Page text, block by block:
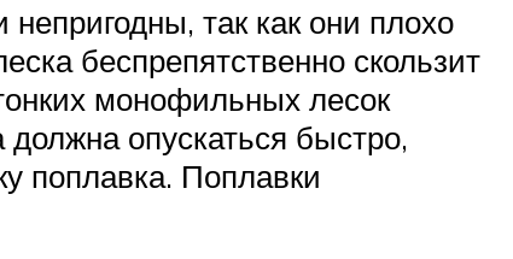
так как они плохо
беспрепятственно скользит
монофильных лесок
опускаться быстро,
поплавка. Поплавки